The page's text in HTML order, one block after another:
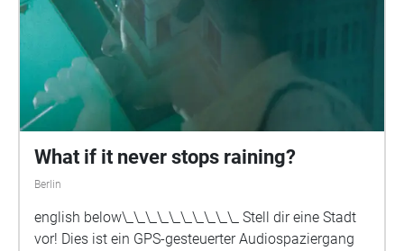
What if it never stops raining?
Berlin
english below\_\_\_\_\_\_\_\_\_\_ Stell dir eine Stadt
vor! Dies ist ein GPS-gesteuerter Audiospaziergang